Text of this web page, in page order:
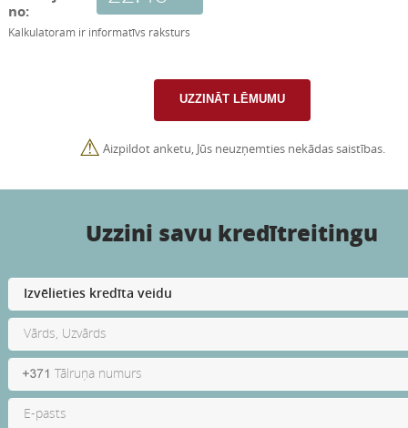
no:
Kalkulatoram ir informatīvs raksturs
⚠ Aizpildot anketu, Jūs neuzņemties nekādas saistības.
Uzzini savu kredītreitingu